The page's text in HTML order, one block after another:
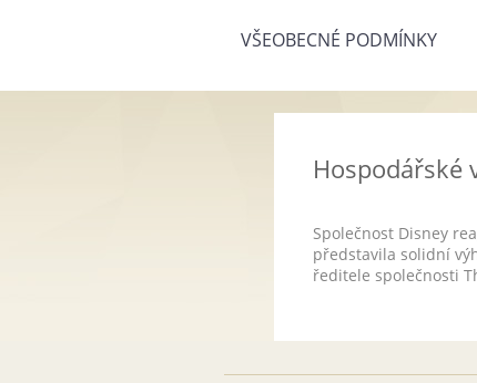
VŠEOBECNÉ PODMÍNKY
Hospodářské
Společnost Disney
představila solidní
ředitele společnosti